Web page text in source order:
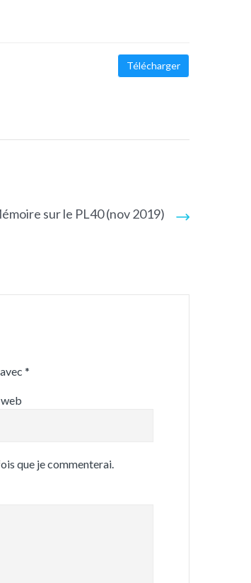
Télécharger
sur le PL40 (nov 2019)
*
que je commenterai.